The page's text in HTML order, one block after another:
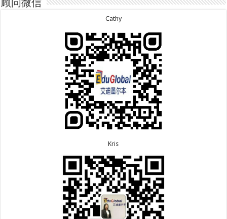
7.28恭喜山东的李先生189技术移民签证顺利下签！
7.24恭喜辽宁的蔡同学500学生签证顺利下签！
7.22恭喜安徽的吴先生190技术移民签证顺利下签！
7.22恭喜尼泊尔的Shrestha先生491州担保签证顺利
次往返！
6.30恭喜马来西亚的YAP先生夫妇482签证顺利下
6.30恭喜新疆的赵女士155居住返回签证顺利下签！
6.30恭喜江苏的万女士夫妇870签证顺利下签！
6.24恭喜河北的张同学500学生签证顺利下签！
6.24恭喜山东的胡女士600旅游签证顺利下签，三年
顾问微信
Cathy
Kris